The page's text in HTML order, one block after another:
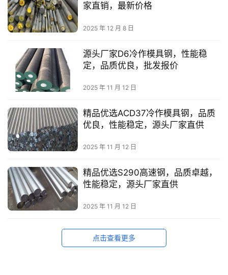
金
钢
系
不
锈
钢
系
列
家直销，最新价格
2025 年 12 月 8 日
源头厂家D6冷作模具钢，性能稳
定，品质优良，批发报价
2025 年 11 月 12 日
精品优选ACD37冷作模具钢，品质
优良，性能稳定，源头厂家直供
2025 年 11 月 12 日
精品优选S290高速钢，品质卓越，
性能稳定，源头厂家直供
2025 年 11 月 12 日
点击查看更多